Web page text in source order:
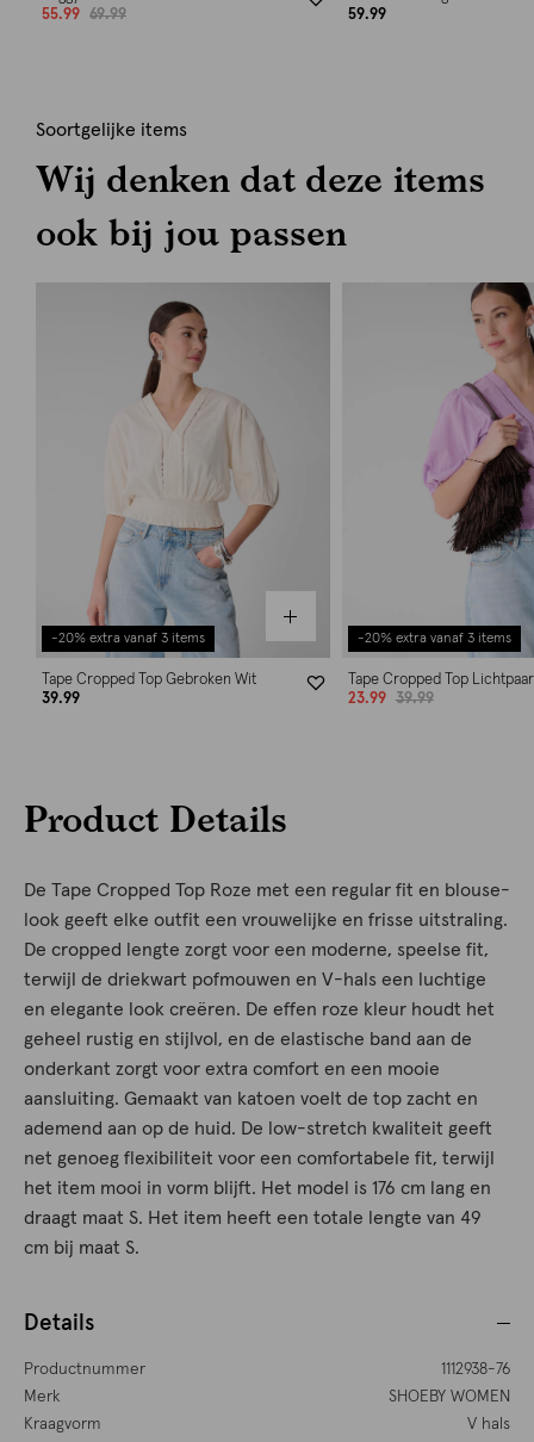
55.99
69.99
59.99
Soortgelijke items
Wij denken dat deze items
ook bij jou passen
-20% extra vanaf 3 items
Tape Cropped Top Gebroken Wit
39.99
-20% extra vanaf 3 items
Tape Cropped Top
23.99
39.99
Product Details
De Tape Cropped Top Roze met een regular fit en blouse-
look geeft elke outfit een vrouwelijke en frisse uitstraling.
De cropped lengte zorgt voor een moderne, speelse fit,
terwijl de driekwart pofmouwen en V-hals een luchtige
en elegante look creëren. De effen roze kleur houdt het
geheel rustig en stijlvol, en de elastische band aan de
onderkant zorgt voor extra comfort en een mooie
aansluiting. Gemaakt van katoen voelt de top zacht en
ademend aan op de huid. De low-stretch kwaliteit geeft
net genoeg flexibiliteit voor een comfortabele fit, terwijl
het item mooi in vorm blijft. Het model is 176 cm lang en
draagt maat S. Het item heeft een totale lengte van 49
cm bij maat S.
Details
Productnummer
1112938-76
Merk
SHOEBY WOMEN
Kraagvorm
V hals